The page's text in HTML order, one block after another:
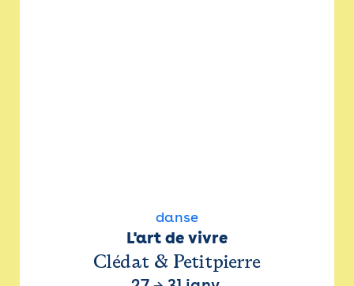
danse
L'art de vivre
Clédat & Petitpierre